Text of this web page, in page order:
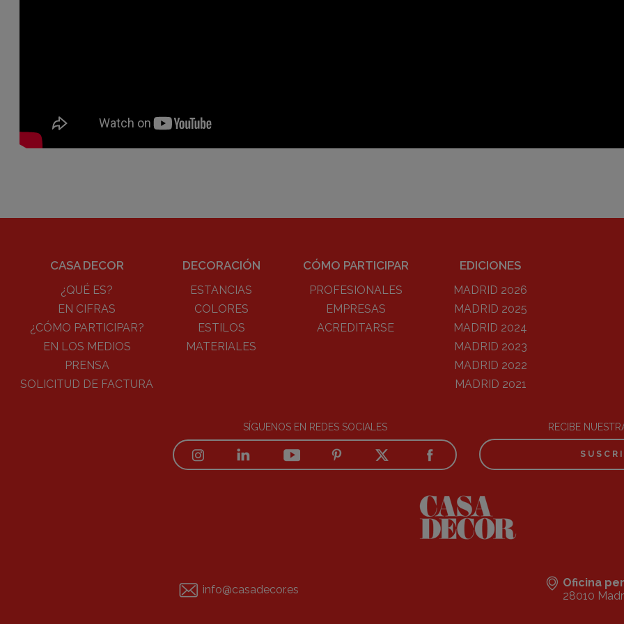
CASA DECOR
¿QUÉ ES?
EN CIFRAS
¿CÓMO PARTICIPAR?
EN LOS MEDIOS
PRENSA
SOLICITUD DE FACTURA
DECORACIÓN
ESTANCIAS
COLORES
ESTILOS
MATERIALES
CÓMO PARTICIPAR
PROFESIONALES
EMPRESAS
ACREDITARSE
EDICIONES
MADRID 2026
MADRID 2025
MADRID 2024
MADRID 2023
MADRID 2022
MADRID 2021
SÍGUENOS EN REDES SOCIALES RECIBE
info@casadecor.es
Oficina
28010